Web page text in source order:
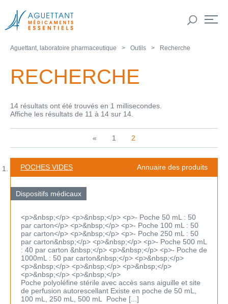
Aguettant, laboratoire pharmaceutique Outils Recherche
RECHERCHE
14 résultats ont été trouvés en 1 millisecondes.
Affiche les résultats de 11 à 14 sur 14.
« 1 2
POCHES VIDES Annuaire des produits
Dispositifs médicaux
<p>&nbsp;</p> <p>&nbsp;</p> <p>- Poche 50 mL : 50
par carton</p> <p>&nbsp;</p> <p>- Poche 100 mL : 50
par carton</p> <p>&nbsp;</p> <p>- Poche 250 mL : 50
par carton&nbsp;</p> <p>&nbsp;</p> <p>- Poche 500 mL
: 40 par carton &nbsp;</p> <p>&nbsp;</p> <p>- Poche de
1000mL : 50 par carton&nbsp;</p> <p>&nbsp;</p>
<p>&nbsp;</p> <p>&nbsp;</p> <p>&nbsp;</p>
<p>&nbsp;</p> <p>&nbsp;</p>
Poche polyoléfine stérile avec accès sans aiguille et site
de perfusion autorescellant Existe en poche de 50 mL,
100 mL, 250 mL, 500 mL Poche [...]